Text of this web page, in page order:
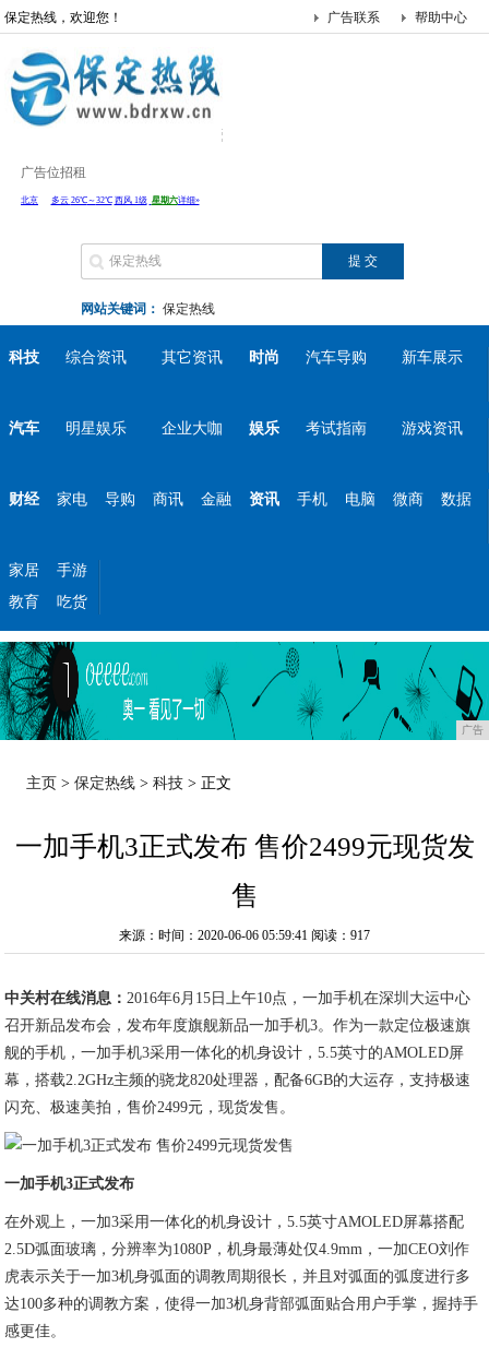
保定热线，欢迎您！ 帮助中心
广告联系
广告位招租
网站关键词： 保定热线
科技 综合资讯 其它资讯 时尚 汽车导购 新车展示
汽车 明星娱乐 企业大咖 娱乐 考试指南 游戏资讯
财经 家电 导购 商讯 金融 资讯 手机 电脑 微商 数据
家居
手游
教育
吃货
广告
主页 >保定热线 >科技 > 正文
一加手机3正式发布 售价2499元现货发
售
来源：时间：2020-06-06 05:59:41 阅读：917
中关村在线消息：2016年6月15日上午10点，一加手机在深圳大运中心
召开新品发布会，发布年度旗舰新品一加手机3。作为一款定位极速旗
舰的手机，一加手机3采用一体化的机身设计，5.5英寸的AMOLED屏
幕，搭载2.2GHz主频的骁龙820处理器，配备6GB的大运存，支持极速
闪充、极速美拍，售价2499元，现货发售。
一加手机3正式发布
在外观上，一加3采用一体化的机身设计，5.5英寸AMOLED屏幕搭配
2.5D弧面玻璃，分辨率为1080P，机身最薄处仅4.9mm，一加CEO刘作
虎表示关于一加3机身弧面的调教周期很长，并且对弧面的弧度进行多
达100多种的调教方案，使得一加3机身背部弧面贴合用户手掌，握持手
感更佳。